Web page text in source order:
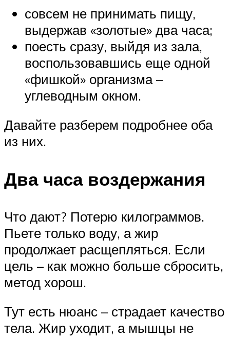
совсем не принимать пищу,
выдержав «золотые» два часа;
поесть сразу, выйдя из зала,
воспользовавшись еще одной
«фишкой» организма –
углеводным окном.
Давайте разберем подробнее оба
из них.
Два часа воздержания
Что дают? Потерю килограммов.
Пьете только воду, а жир
продолжает расщепляться. Если
цель – как можно больше сбросить,
метод хорош.
Тут есть нюанс – страдает качество
тела. Жир уходит, а мышцы не